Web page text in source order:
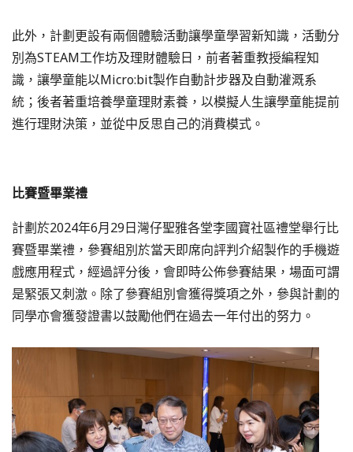
此外，計劃更設有兩個體驗活動讓學童學習新知識，活動分
別為STEAM工作坊及理財體驗日，前者著重教授編程知
識，讓學童能以Micro:bit製作自動計步器及自動灌溉系
統；後者著重培養學童理財素養，以模擬人生讓學童能提前
進行理財決策，並從中反思自己的消費模式。
比賽暨畢業禮
計劃於2024年6月29日灣仔聖雅各堂李國寶社區禮堂舉行比
賽暨畢業禮，參賽組別於當天即席向評判介紹製作的手機遊
戲應用程式，經過評分後，會即時公佈參賽結果，場面可謂
是緊張又刺激。除了參賽組別會獲得獎項之外，參與計劃的
同學亦會獲發證書以鼓勵他們在過去一年付出的努力。